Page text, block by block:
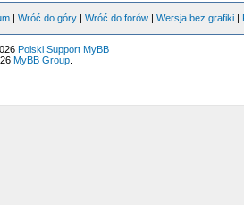
Wróć do góry Wróć do forów Wersja bez grafiki
Polski Support MyBB
MyBB Group.